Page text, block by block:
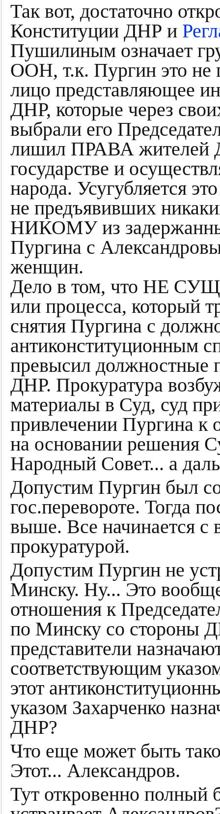
Так вот, достаточно
Конституции ДНР и
Пушилиным означает
ООН, т.к. Пургин это не
лицо представляющее
ДНР, которые через
выбрали его
лишил ПРАВА жителей
государстве и
народа. Усугубляется
не предъявивших
НИКОМУ из
Пургина с
женщин.
Дело в том, что НЕ
или процесса,
снятия Пургина с
антиконституционным
превысил должностные
ДНР. Прокуратура
материалы в Суд, суд
привлечении Пургина к
на основании решения
Народный Совет... а
Допустим Пургин был
гос.перевороте. Тогда
выше. Все начинается с
прокуратурой.
Допустим Пургин не
Минску. Ну... Это
отношения к
по Минску со стороны
представители
соответствующим
этот
указом Захарченко
ДНР?
Что еще может быть
Этот... Александров.
Тут откровенно полный